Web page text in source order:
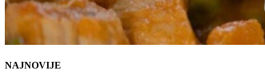
NAJNOVIJE